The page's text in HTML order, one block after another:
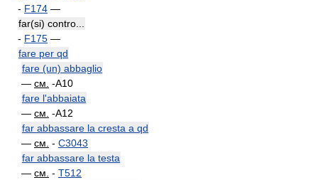
- F174 —
far(si) contro...
- F175 —
fare per qd
fare (un) abbaglio
— см. -A10
fare l'abbaiata
— см. -A12
far abbassare la cresta a qd
— см. - C3043
far abbassare la testa
— см. - T512